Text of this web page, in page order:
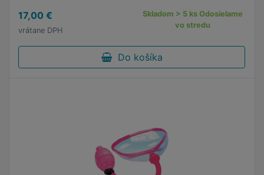
17,00 €
vrátane DPH
Skladom > 5 ks Odosielame
vo stredu
Do košíka